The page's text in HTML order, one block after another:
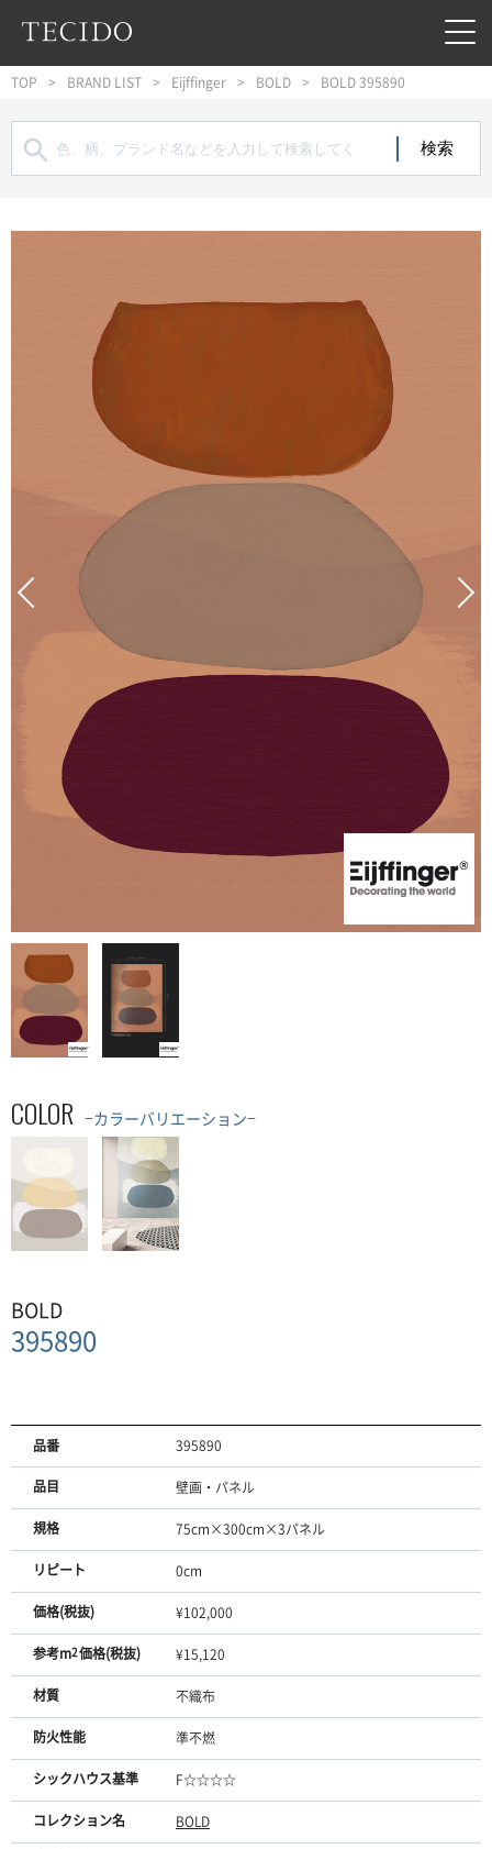
フッターへジャンプ
TOP BRAND LIST Eijffinger BOLD BOLD 395890

COLOR −カラーバリエーション−
BOLD
395890
品番 395890
品目 壁画・パネル
規格 75cm×300cm×3パネル
リピート 0cm
価格(税抜) ¥102,000
参考m2価格(税抜) ¥15,120
材質 不織布
防火性能 準不燃
シックハウス基準 F☆☆☆☆
コレクション名 BOLD